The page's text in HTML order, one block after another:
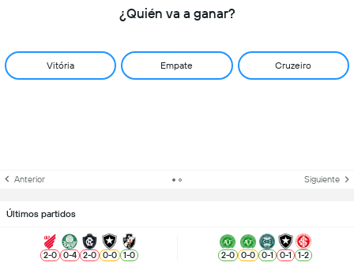
¿Quién va a ganar?
Vitória Empate Cruzeiro
Anterior Siguiente
Últimos partidos
2-0 0-4 2-0 0-0 1-0 2-0 0-0 0-1 0-1 1-2